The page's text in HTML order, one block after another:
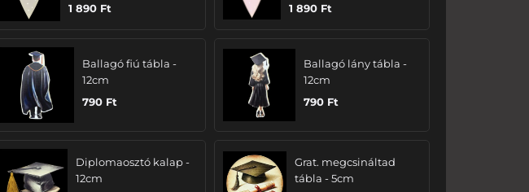
1 890 Ft
1 890 Ft
Ballagó fiú tábla -
12cm
790 Ft
Ballagó lány tábla -
12cm
790 Ft
Diplomaosztó kalap -
12cm
Grat. megcsináltad
tábla - 5cm